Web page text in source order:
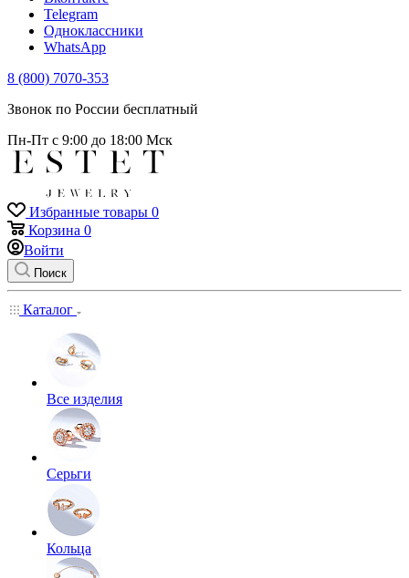
Telegram
Одноклассники
WhatsApp
8 (800) 7070-353
Звонок по России бесплатный
Пн-Пт с 9:00 до 18:00 Мск
Избранные товары 0
Корзина 0
Войти
Поиск
Каталог
Все изделия
Серьги
Кольца